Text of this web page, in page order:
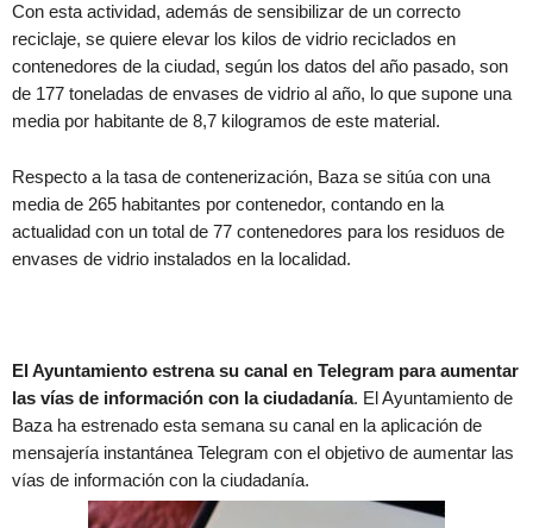
Con esta actividad, además de sensibilizar de un correcto
reciclaje, se quiere elevar los kilos de vidrio reciclados en
contenedores de la ciudad, según los datos del año pasado, son
de 177 toneladas de envases de vidrio al año, lo que supone una
media por habitante de 8,7 kilogramos de este material.
Respecto a la tasa de contenerización, Baza se sitúa con una
media de 265 habitantes por contenedor, contando en la
actualidad con un total de 77 contenedores para los residuos de
envases de vidrio instalados en la localidad.
El Ayuntamiento estrena su canal en Telegram para aumentar
las vías de información con la ciudadanía. El Ayuntamiento de
Baza ha estrenado esta semana su canal en la aplicación de
mensajería instantánea Telegram con el objetivo de aumentar las
vías de información con la ciudadanía.